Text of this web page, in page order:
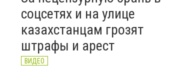
соцсетях и на улице
казахстанцам грозят
штрафы и арест
ВИДЕО